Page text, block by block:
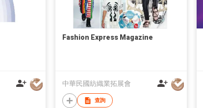
Fashion Express Magazine
中華民國紡織業拓展會
查詢